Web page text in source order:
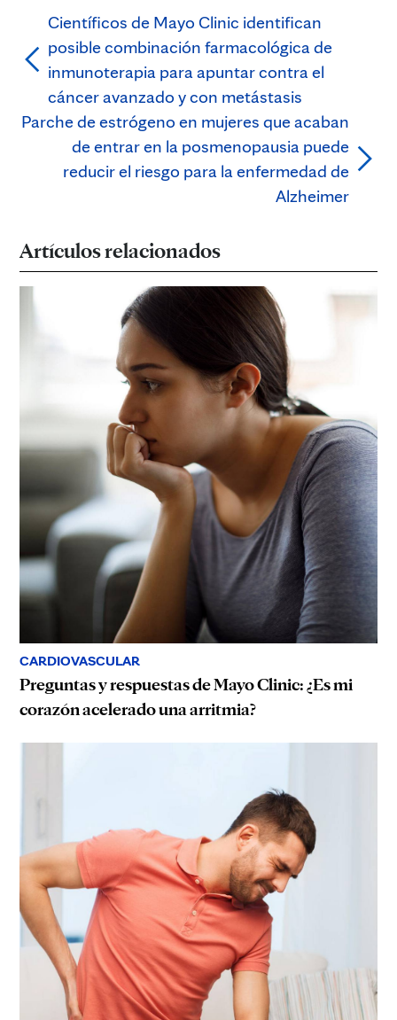
Científicos de Mayo Clinic identifican
posible combinación farmacológica de
inmunoterapia para apuntar contra el
cáncer avanzado y con metástasis
Parche de estrógeno en mujeres que acaban
de entrar en la posmenopausia puede
reducir el riesgo para la enfermedad de
Alzheimer
Artículos relacionados
CARDIOVASCULAR
Preguntas y respuestas de Mayo Clinic: ¿Es mi
corazón acelerado una arritmia?